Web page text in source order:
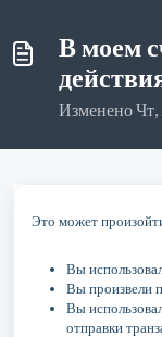
В моем
Изменено
Это может
Вы
Вы произвели
Вы
отправки